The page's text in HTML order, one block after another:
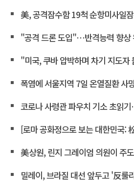
美, 공격잠수함 19척 순항미사일잠
"공격 드론 도입"…반격능력 향상 위
"미국, 쿠바 압박하며 차기 지도자
폭염에 서울지역 7일 온열질환
코로나 사령관 파우치 기소 초읽기…
[로마 공화정으로 보는 대한민국: 松山] ⑦포퓰리즘과 선동
美상원, 린지 그레이엄 의원이 주도
밀레이, 브라질 대선 앞두고 '反룰